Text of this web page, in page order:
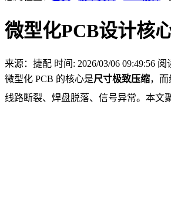
微型化PCB设计核
来源：捷配 时间: 2026/03/06 09:49:56 阅
微型化 PCB 的核心是尺寸极致压缩，
线路断裂、焊盘脱落、信号异常。本文